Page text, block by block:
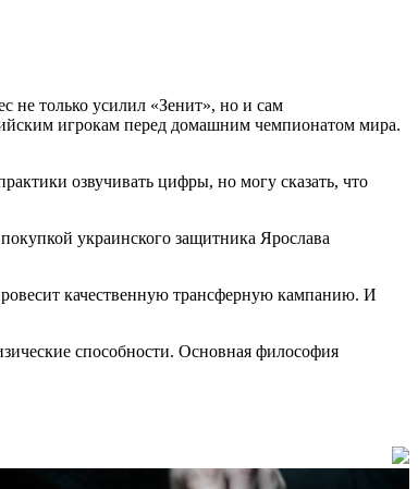
не только усилил «Зенит», но и сам
игрокам перед домашним чемпионатом мира.
озвучивать цифры, но могу сказать, что
украинского защитника Ярослава
качественную трансферную кампанию. И
способности. Основная философия